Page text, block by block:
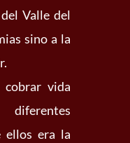
Valle del
sino a la
vida
ellos era la